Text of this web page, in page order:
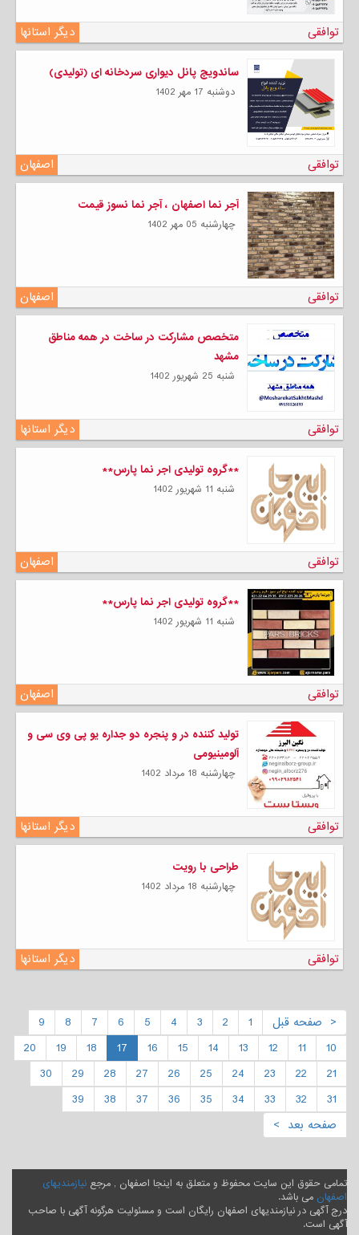
دیگر استانها توافقی
ساندویچ پانل دیواری سردخانه ای (تولیدی)
دوشنبه 17 مهر 1402
اصفهان توافقی
آجر نما اصفهان ، آجر نما نسوز قیمت
چهارشنبه 05 مهر 1402
اصفهان توافقی
متخصص مشارکت در ساخت در همه مناطق
مشهد
شنبه 25 شهریور 1402
دیگر استانها توافقی
**گروه تولیدی اجر نما پارس**
شنبه 11 شهریور 1402
اصفهان توافقی
**گروه تولیدی اجر نما پارس**
شنبه 11 شهریور 1402
اصفهان توافقی
تولید کننده در و پنجره دو جداره یو پی وی سی و
آلومینیومی
چهارشنبه 18 مرداد 1402
دیگر استانها توافقی
طراحی با رویت
چهارشنبه 18 مرداد 1402
دیگر استانها توافقی
< صفحه قبل 1
2
3
4
5
6
7
8
9
10
11
12
13
14
15
16
17
18
19
20
21
22
23
24
25
26
27
28
29
30
31
32
33
34
35
36
37
38
39
صفحه بعد >
تمامی حقوق این سایت محفوظ و متعلق به اینجا اصفهان , مرجع نیازمندیهای
اصفهان می باشد.
درج آگهی در نیازمندیهای اصفهان رایگان است و مسئولیت هرگونه آگهی با صاحب
آگهی است.